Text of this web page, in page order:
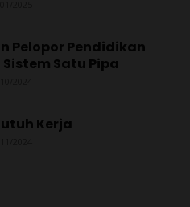
Pelopor Pendidikan
Satu Pipa
Kerja